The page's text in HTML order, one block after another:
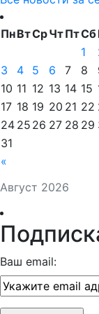
Август 2026
ПнВтСрЧтПтСб
«
1
3
4 5 6 7 8
10 11 12 13 14 15
17 18 19 20 21 22
24 25 26 27 28 29
31
Ваш email: